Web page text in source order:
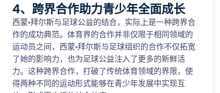
4、跨界合作助力青少年全面成长
西蒙·拜尔斯与足球公益的结合，实际上是一种跨界合
作的成功典范。体育界的合作并非仅限于相同领域的
运动员之间，西蒙·拜尔斯与足球组织的合作不仅拓宽
了她的影响力，也为足球公益注入了更多的新鲜活
力。这种跨界合作，打破了传统体育领域的界限，使
得两种不同的运动形式能够在青少年发展中实现互